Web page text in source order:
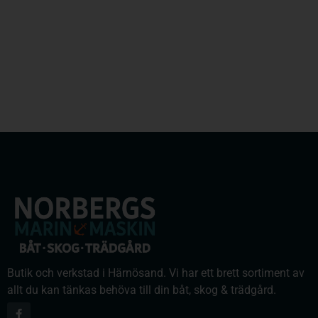
Butik och verkstad i Härnösand. Vi har ett brett sortiment av
allt du kan tänkas behöva till din båt, skog & trädgård.